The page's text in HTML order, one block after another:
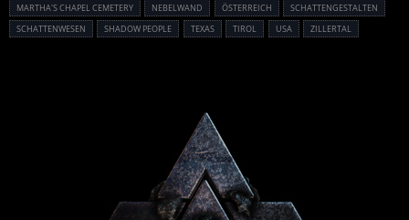
MARTHA'S CHAPEL CEMETERY
NEBELWAND ÖSTERREICH
SCHATTENGESTALTEN
SCHATTENWESEN
SHADOW PEOPLE TEXAS TIROL USA ZILLERTAL
Powered By :